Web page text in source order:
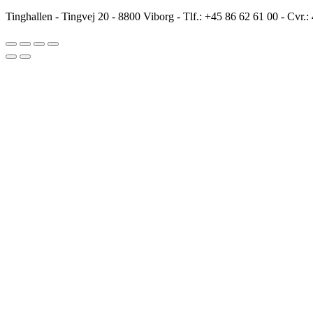
Tinghallen - Tingvej 20 - 8800 Viborg - Tlf.: +45 86 62 61 00 - Cvr.: